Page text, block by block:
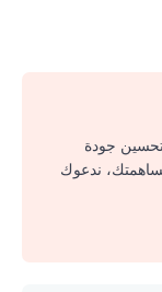
تحسين جودة
مساهمتك، ندعوك